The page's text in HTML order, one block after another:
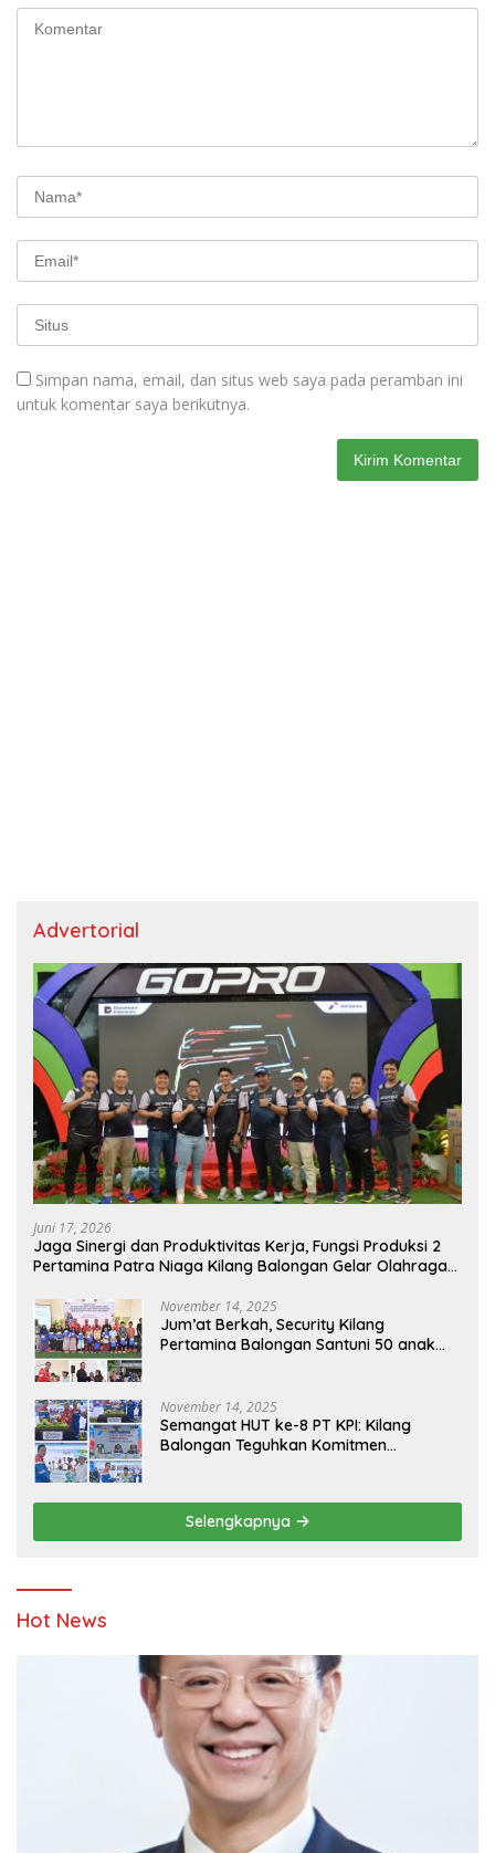
Simpan nama, email, dan situs web saya pada peramban ini
untuk komentar saya berikutnya.
Advertorial
Juni 17, 2026
Jaga Sinergi dan Produktivitas Kerja, Fungsi Produksi 2
Pertamina Patra Niaga Kilang Balongan Gelar Olahraga
November 14, 2025
Jum’at Berkah, Security Kilang
Pertamina Balongan Santuni 50 anak
November 14, 2025
Semangat HUT ke-8 PT KPI: Kilang
Balongan Teguhkan Komitmen
Pendidikan
Selengkapnya
Hot News